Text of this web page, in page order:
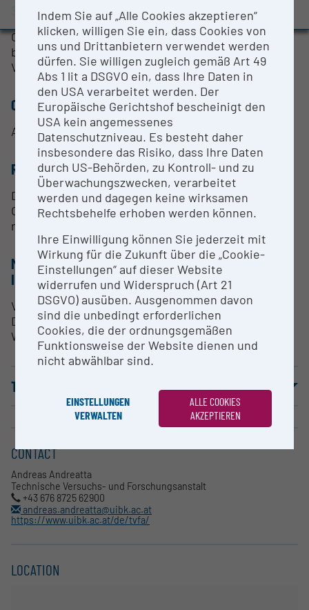
SHORT DESCRIPTION
Optisches Messsystem mit dem die Verformungen
bzw. Dehnungen auf Oberflächen von
Versuchskörpern ermittelt werden können.
CONTACT PERSON
Andreas Andreatta
RESEARCH SERVICES
Die Forschungsinfrastruktur ist "Open for
Collaboration". Kommerzielle Kooperationen sind
nicht möglich.
METHODS & EXPERTISE FOR RESEARCH
INFRASTRUCTURE
Verformungen
Dehnungen
Wegmessungen
TERMS OF USE
CONTACT
Andreas Andreatta
Technische Versuchs- und Forschungsanstalt
+43 676 8725 62900
andreas.andreatta@uibk.ac.at
https://www.uibk.ac.at/de/tvfa/
LOCATION
Indem Sie auf „Alle Cookies akzeptieren“
klicken, willigen Sie ein, dass Cookies von
uns und Drittanbietern verwendet werden
dürfen. Sie willigen zugleich gemäß Art 49
Abs 1 lit a DSGVO ein, dass Ihre Daten in
den USA verarbeitet werden. Der
Europäische Gerichtshof bescheinigt den
USA kein angemessenes
Datenschutzniveau. Es besteht daher
insbesondere das Risiko, dass Ihre Daten
durch US-Behörden, zu Kontroll- und zu
Überwachungszwecken, verarbeitet
werden und dagegen keine wirksamen
Rechtsbehelfe erhoben werden können.
Ihre Einwilligung können Sie jederzeit mit
Wirkung für die Zukunft über die „Cookie-
Einstellungen“ auf dieser Website
widerrufen und Widerspruch (Art 21
DSGVO) ausüben. Ausgenommen davon
sind die unbedingt erforderlichen
Cookies, die der ordnungsgemäßen
Funktionsweise der Website dienen und
nicht abwählbar sind.
EINSTELLUNGEN
VERWALTEN
ALLE COOKIES
AKZEPTIEREN